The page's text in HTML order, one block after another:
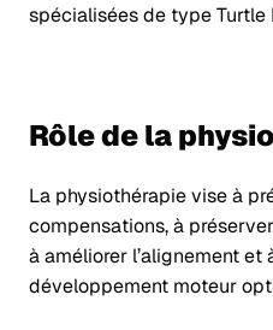
spécialisées de type Turtle
Rôle de la
La physiothérapie vise à
compensations, à
à améliorer l’alignement et
développement moteur